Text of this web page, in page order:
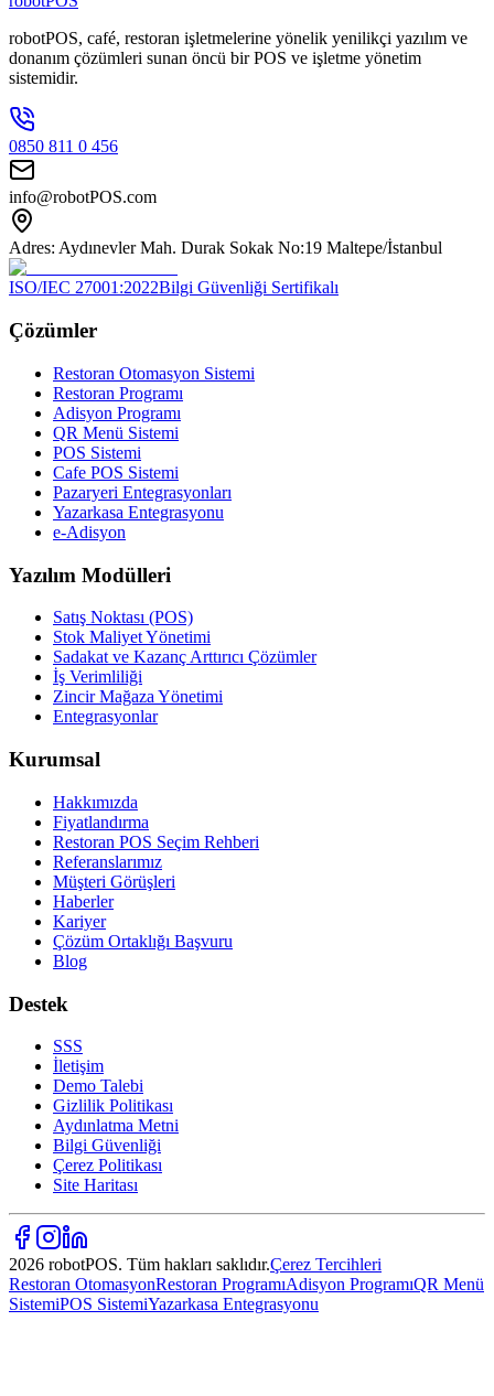
robotPOS, café, restoran işletmelerine yönelik yenilikçi yazılım ve
donanım çözümleri sunan öncü bir POS ve işletme yönetim
sistemidir.
0850 811 0 456
info@robotPOS.com
Adres: Aydınevler Mah. Durak Sokak No:19 Maltepe/İstanbul
ISO/IEC 27001:2022Bilgi Güvenliği Sertifikalı
Çözümler
Restoran Otomasyon Sistemi
Restoran Programı
Adisyon Programı
QR Menü Sistemi
POS Sistemi
Cafe POS Sistemi
Pazaryeri Entegrasyonları
Yazarkasa Entegrasyonu
e-Adisyon
Yazılım Modülleri
Satış Noktası (POS)
Stok Maliyet Yönetimi
Sadakat ve Kazanç Arttırıcı Çözümler
İş Verimliliği
Zincir Mağaza Yönetimi
Entegrasyonlar
Kurumsal
Hakkımızda
Fiyatlandırma
Restoran POS Seçim Rehberi
Referanslarımız
Müşteri Görüşleri
Haberler
Kariyer
Çözüm Ortaklığı Başvuru
Blog
Destek
SSS
İletişim
Demo Talebi
Gizlilik Politikası
Aydınlatma Metni
Bilgi Güvenliği
Çerez Politikası
Site Haritası
2026 robotPOS. Tüm hakları saklıdır.Çerez Tercihleri
Restoran OtomasyonRestoran ProgramıAdisyon ProgramıQR Menü
SistemiPOS SistemiYazarkasa Entegrasyonu